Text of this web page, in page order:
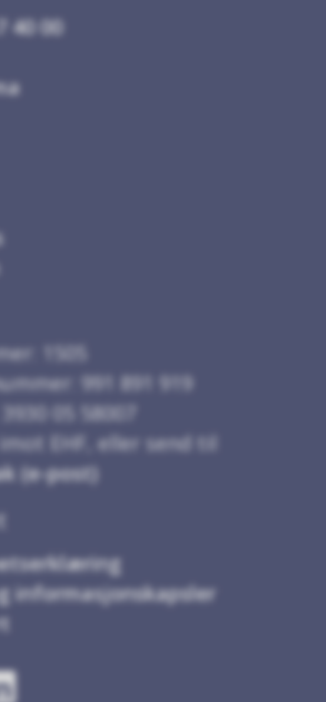
40 00
1505
991 891 919
05 58007
EHF, eller send til
(e-post)
informasjonskapsler